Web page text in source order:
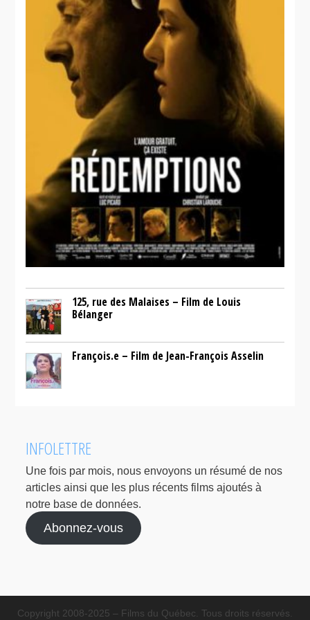
125, rue des Malaises – Film de Louis
Bélanger
François.e – Film de Jean-François Asselin
INFOLETTRE
Une fois par mois, nous envoyons un résumé de nos
articles ainsi que les plus récents films ajoutés à
notre base de données.
Abonnez-vous
Copyright 2008-2025 – Films du Québec. Tous droits réservés.